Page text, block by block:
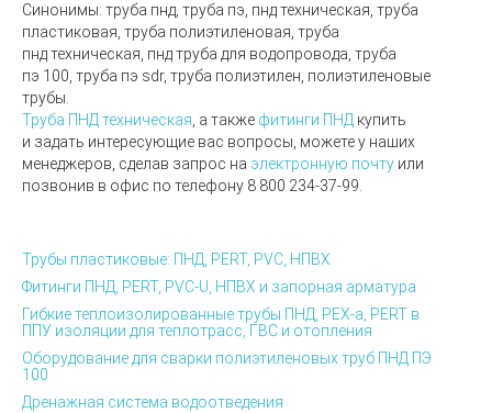
Синонимы: труба пнд, труба пэ, пнд техническая, труба
пластиковая, труба полиэтиленовая, труба
пнд техническая, пнд труба для водопровода, труба
пэ 100, труба пэ sdr, труба полиэтилен, полиэтиленовые
трубы.
Труба ПНД техническая , а также фитинги ПНД купить
и задать интересующие вас вопросы, можете у наших
менеджеров, сделав запрос на электронную почту или
позвонив в офис по телефону 8 800 234-37-99.
Трубы пластиковые: ПНД, PERT, PVC, НПВХ
Фитинги ПНД, PERT, PVC-U, НПВХ и запорная арматура
Гибкие теплоизолированные трубы ПНД, PEX-а, PERT в
ППУ изоляции для теплотрасс, ГВС и отопления
Оборудование для сварки полиэтиленовых труб ПНД ПЭ
100
Дренажная система водоотведения